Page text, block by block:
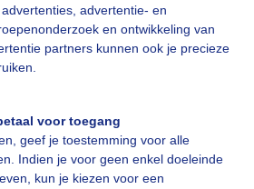
advertentie- en
en ontwikkeling van
partners kunnen ook je precieze
voor toegang
geef je toestemming voor alle
Indien je voor geen enkel doeleinde
kun je kiezen voor een